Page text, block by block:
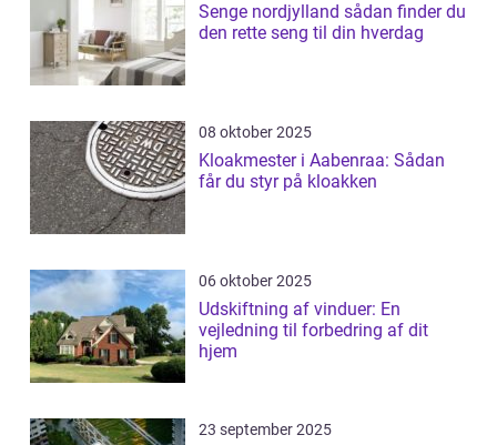
Senge nordjylland sådan finder du
den rette seng til din hverdag
08 oktober 2025
Kloakmester i Aabenraa: Sådan
får du styr på kloakken
06 oktober 2025
Udskiftning af vinduer: En
vejledning til forbedring af dit
hjem
23 september 2025